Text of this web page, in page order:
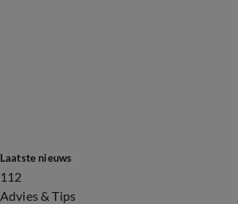
Laatste nieuws
112
Advies & Tips